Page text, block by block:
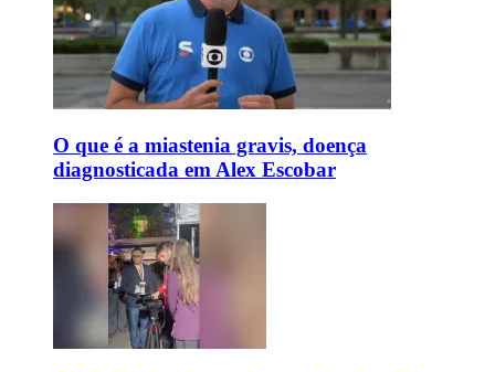
O que é a miastenia gravis, doença
diagnosticada em Alex Escobar